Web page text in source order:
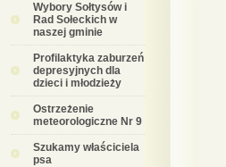
Wybory Sołtysów i
Rad Sołeckich w
naszej gminie
Profilaktyka zaburzeń
depresyjnych dla
dzieci i młodzieży
Ostrzeżenie
meteorologiczne Nr 9
Szukamy właściciela
psa